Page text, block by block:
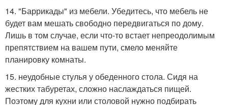
14. "Баррикады" из мебели. Убедитесь, что мебель не
будет вам мешать свободно передвигаться по дому.
Лишь в том случае, если что-то встает непреодолимым
препятствием на вашем пути, смело меняйте
планировку комнаты.
15. неудобные стулья у обеденного стола. Сидя на
жестких табуретах, сложно наслаждаться пищей.
Поэтому для кухни или столовой нужно подбирать